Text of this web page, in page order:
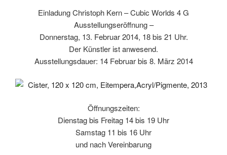
Einladung Christoph Kern – Cubic Worlds 4 G
Ausstellungseröffnung –
Donnerstag, 13. Februar 2014, 18 bis 21 Uhr.
Der Künstler ist anwesend.
Ausstellungsdauer: 14 Februar bis 8. März 2014
Öffnungszeiten:
Dienstag bis Freitag 14 bis 19 Uhr
Samstag 11 bis 16 Uhr
und nach Vereinbarung